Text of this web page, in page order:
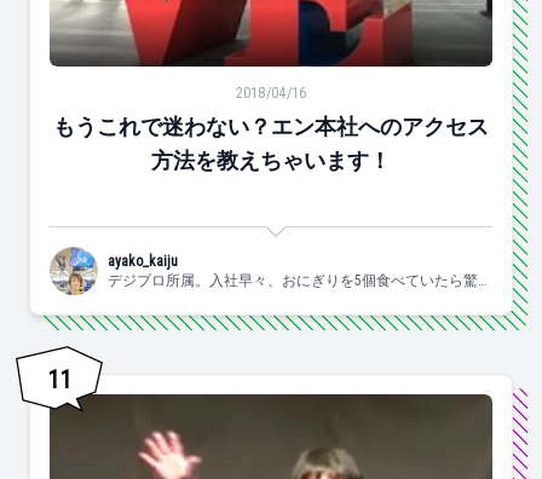
もうこれで迷わない？エン本社へのアクセス方法を教え
2018/04/16
もうこれで迷わない？エン本社へのアクセス
方法を教えちゃいます！
ayako_kaiju
デジプロ所属。入社早々、おにぎりを5個食べていたら驚か
11